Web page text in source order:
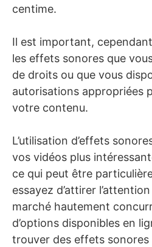
centime.
Il est important,
les effets sonores que
de droits ou que vous
autorisations appropriées
votre contenu.
L’utilisation d’effets
vos vidéos plus
ce qui peut être
essayez d’attirer
marché hautement
d’options disponibles en
trouver des effets sonores